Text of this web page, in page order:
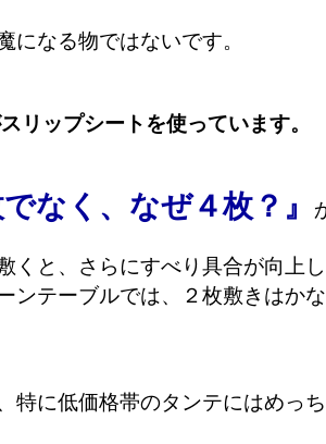
になる物ではないです。
リップシートを使っています。
でなく、なぜ４枚？』
くと、さらにすべり具合が向上
ンテーブルでは、２枚敷きはか
特に低価格帯のタンテにはめっ